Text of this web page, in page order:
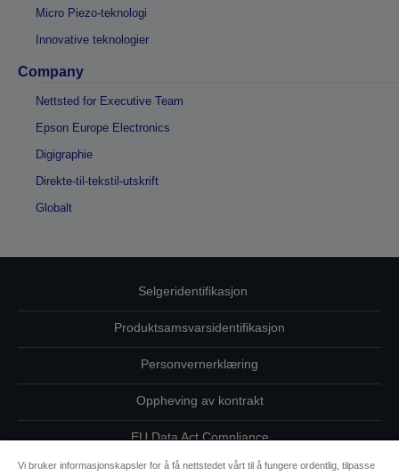
Micro Piezo-teknologi
Innovative teknologier
Company
Nettsted for Executive Team
Epson Europe Electronics
Digigraphie
Direkte-til-tekstil-utskrift
Globalt
Selgeridentifikasjon
Produktsamsvarsidentifikasjon
Personvernerklæring
Oppheving av kontrakt
EU Data Act Compliance
Vi bruker informasjonskapsler for å få nettstedet vårt til å fungere ordentlig, tilpasse